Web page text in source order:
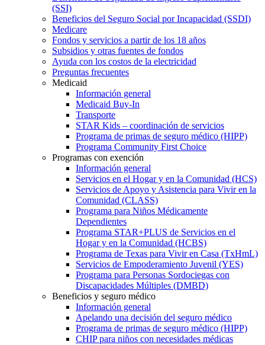
(SSI)
Beneficios del Seguro Social por Incapacidad (SSDI)
Medicare
Fondos y servicios a partir de los 18 años
Subsidios y otras fuentes de fondos
Ayuda con los costos de la electricidad
Preguntas frecuentes
Medicaid
Información general
Medicaid Buy-In
Transporte
STAR Kids – coordinación de servicios
Programa de primas de seguro médico (HIPP)
Programa Community First Choice
Programas con exención
Información general
Servicios en el Hogar y en la Comunidad (HCS)
Servicios de Apoyo y Asistencia para Vivir en la
Comunidad (CLASS)
Programa para Niños Médicamente
Dependientes
Programa STAR+PLUS de Servicios en el
Hogar y en la Comunidad (HCBS)
Programa de Texas para Vivir en Casa (TxHmL)
Servicios de Empoderamiento Juvenil (YES)
Programa para Personas Sordociegas con
Discapacidades Múltiples (DMBD)
Beneficios y seguro médico
Información general
Apelando una decisión del seguro médico
Programa de primas de seguro médico (HIPP)
CHIP para niños con necesidades médicas